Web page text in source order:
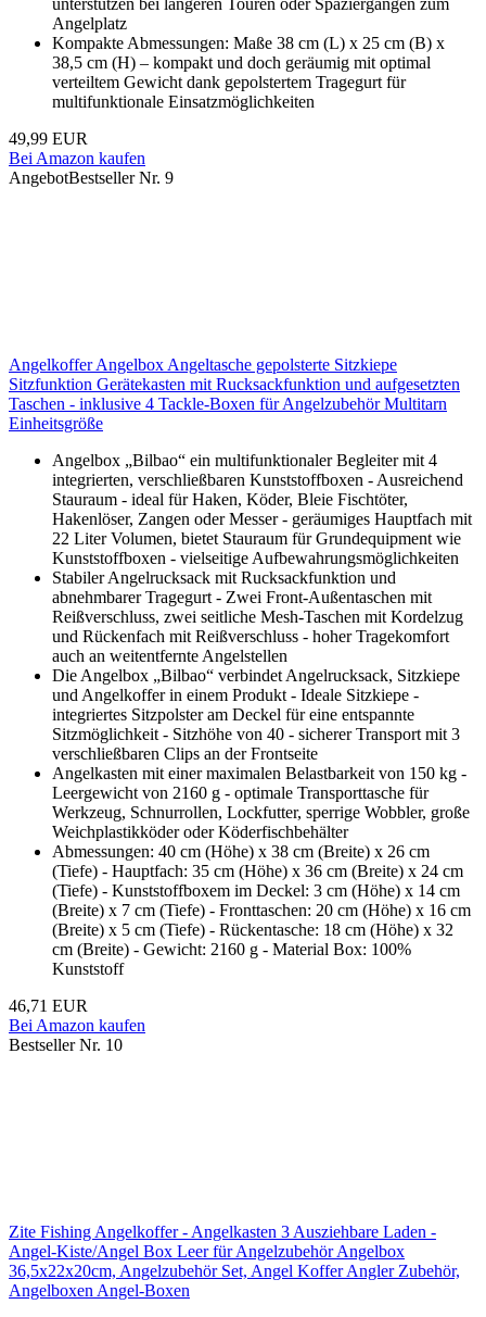
unterstützen bei längeren Touren oder Spaziergängen zum
Angelplatz
Kompakte Abmessungen: Maße 38 cm (L) x 25 cm (B) x
38,5 cm (H) – kompakt und doch geräumig mit optimal
verteiltem Gewicht dank gepolstertem Tragegurt für
multifunktionale Einsatzmöglichkeiten
49,99 EUR
Bei Amazon kaufen
AngebotBestseller Nr. 9
Angelkoffer Angelbox Angeltasche gepolsterte Sitzkiepe
Sitzfunktion Gerätekasten mit Rucksackfunktion und aufgesetzten
Taschen - inklusive 4 Tackle-Boxen für Angelzubehör Multitarn
Einheitsgröße
Angelbox „Bilbao“ ein multifunktionaler Begleiter mit 4
integrierten, verschließbaren Kunststoffboxen - Ausreichend
Stauraum - ideal für Haken, Köder, Bleie Fischtöter,
Hakenlöser, Zangen oder Messer - geräumiges Hauptfach mit
22 Liter Volumen, bietet Stauraum für Grundequipment wie
Kunststoffboxen - vielseitige Aufbewahrungsmöglichkeiten
Stabiler Angelrucksack mit Rucksackfunktion und
abnehmbarer Tragegurt - Zwei Front-Außentaschen mit
Reißverschluss, zwei seitliche Mesh-Taschen mit Kordelzug
und Rückenfach mit Reißverschluss - hoher Tragekomfort
auch an weitentfernte Angelstellen
Die Angelbox „Bilbao“ verbindet Angelrucksack, Sitzkiepe
und Angelkoffer in einem Produkt - Ideale Sitzkiepe -
integriertes Sitzpolster am Deckel für eine entspannte
Sitzmöglichkeit - Sitzhöhe von 40 - sicherer Transport mit 3
verschließbaren Clips an der Frontseite
Angelkasten mit einer maximalen Belastbarkeit von 150 kg -
Leergewicht von 2160 g - optimale Transporttasche für
Werkzeug, Schnurrollen, Lockfutter, sperrige Wobbler, große
Weichplastikköder oder Köderfischbehälter
Abmessungen: 40 cm (Höhe) x 38 cm (Breite) x 26 cm
(Tiefe) - Hauptfach: 35 cm (Höhe) x 36 cm (Breite) x 24 cm
(Tiefe) - Kunststoffboxem im Deckel: 3 cm (Höhe) x 14 cm
(Breite) x 7 cm (Tiefe) - Fronttaschen: 20 cm (Höhe) x 16 cm
(Breite) x 5 cm (Tiefe) - Rückentasche: 18 cm (Höhe) x 32
cm (Breite) - Gewicht: 2160 g - Material Box: 100%
Kunststoff
46,71 EUR
Bei Amazon kaufen
Bestseller Nr. 10
Zite Fishing Angelkoffer - Angelkasten 3 Ausziehbare Laden -
Angel-Kiste/Angel Box Leer für Angelzubehör Angelbox
36,5x22x20cm, Angelzubehör Set, Angel Koffer Angler Zubehör,
Angelboxen Angel-Boxen